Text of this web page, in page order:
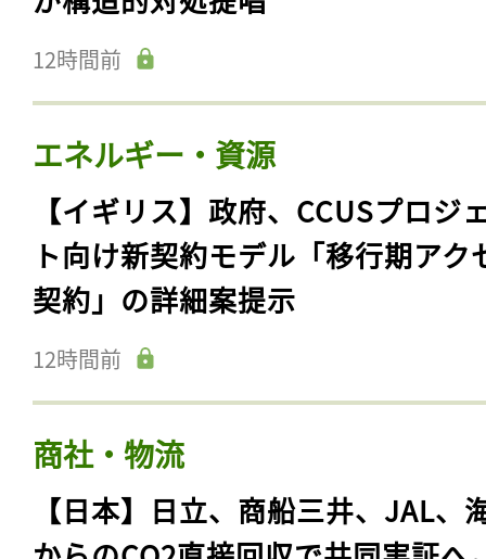
12時間前
エネルギー・資源
【イギリス】政府、CCUSプロジ
ト向け新契約モデル「移行期アク
契約」の詳細案提示
12時間前
商社・物流
【日本】日立、商船三井、JAL、